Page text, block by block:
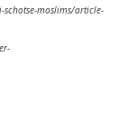
moslims/article-